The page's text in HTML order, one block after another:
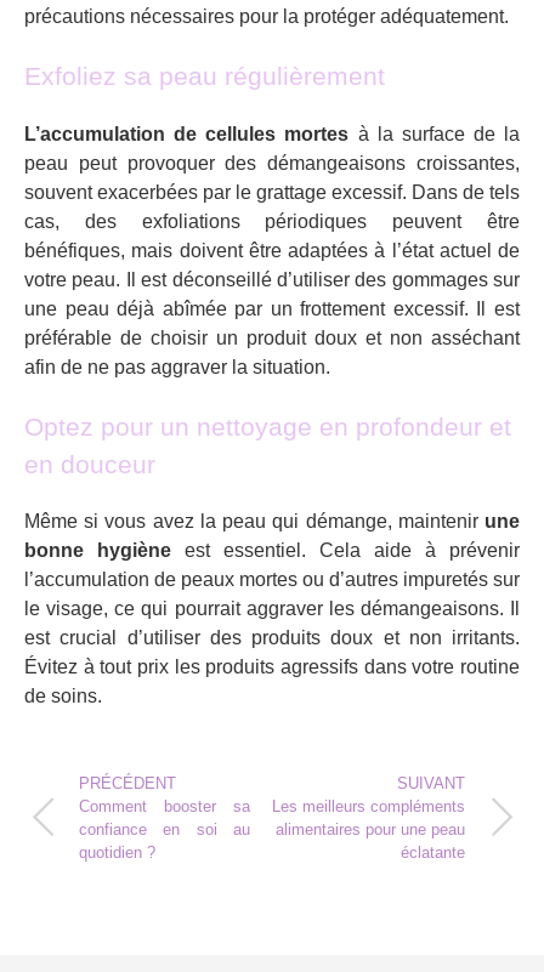
précautions nécessaires pour la protéger adéquatement.
Exfoliez sa peau régulièrement
L’accumulation de cellules mortes à la surface de la
peau peut provoquer des démangeaisons croissantes,
souvent exacerbées par le grattage excessif. Dans de tels
cas, des exfoliations périodiques peuvent être
bénéfiques, mais doivent être adaptées à l’état actuel de
votre peau. Il est déconseillé d’utiliser des gommages sur
une peau déjà abîmée par un frottement excessif. Il est
préférable de choisir un produit doux et non asséchant
afin de ne pas aggraver la situation.
Optez pour un nettoyage en profondeur et
en douceur
Même si vous avez la peau qui démange, maintenir une
bonne hygiène est essentiel. Cela aide à prévenir
l’accumulation de peaux mortes ou d’autres impuretés sur
le visage, ce qui pourrait aggraver les démangeaisons. Il
est crucial d’utiliser des produits doux et non irritants.
Évitez à tout prix les produits agressifs dans votre routine
de soins.
PRÉCÉDENT
Comment booster sa
confiance en soi au
quotidien ?
SUIVANT
Les meilleurs compléments
alimentaires pour une peau
éclatante